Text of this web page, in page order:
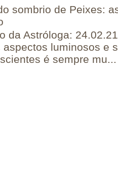
sombrio de Peixes:
da Astróloga:
aspectos luminosos e
é sempre mu...